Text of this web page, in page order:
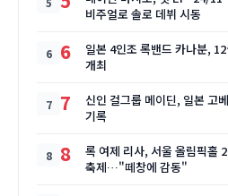
비주얼로 솔로 데뷔 시동
6
일본 4인조 록밴드 카나분,
개최
7
신인 걸그룹 메이딘, 일본 고
기록
8
록 여제 리사, 서울 올림픽홀
축제…"떼창에 감동"